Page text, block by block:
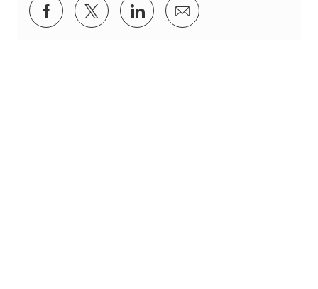
Distribuiți prin Facebook
Distribuiți prin twitter
Distribuiți prin LinkedIn
Distribuiți prin e-